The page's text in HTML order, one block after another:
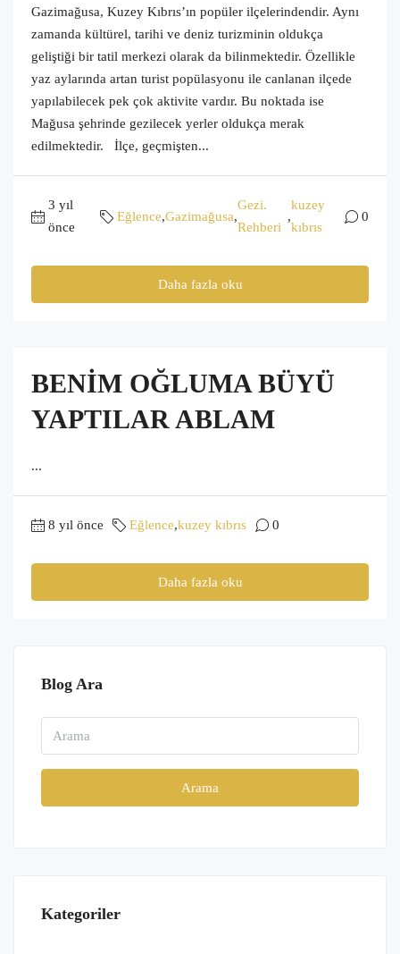
Gazimağusa, Kuzey Kıbrıs’ın popüler ilçelerindendir. Aynı
zamanda kültürel, tarihi ve deniz turizminin oldukça
geliştiği bir tatil merkezi olarak da bilinmektedir. Özellikle
yaz aylarında artan turist popülasyonu ile canlanan ilçede
yapılabilecek pek çok aktivite vardır. Bu noktada ise
Mağusa şehrinde gezilecek yerler oldukça merak
edilmektedir. İlçe, geçmişten...
3 yıl
önce
Eğlence,Gazimağusa,
Gezi.
Rehberi
,
kuzey
kıbrıs
0
Daha fazla oku
BENİM OĞLUMA BÜYÜ
YAPTILAR ABLAM
...
8 yıl önce Eğlence,kuzey kıbrıs 0
Daha fazla oku
Blog Ara
Arama
Kategoriler